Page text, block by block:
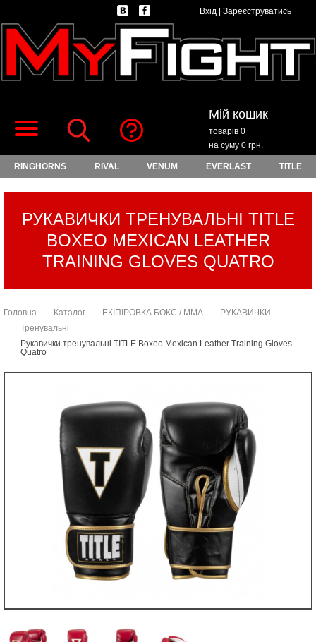
Вхід Зареєструватись
Мій кошик
товарів 0
на суму 0 грн.
RINGHORNS RIVAL VENUM EVERLAST TITLE
РУКАВИЧКИ ТРЕНУВАЛЬНІ TITLE
BOXEO MEXICAN LEATHER
TRAINING GLOVES QUATRO
Головна Каталог ЕКІПІРОВКА БОКС / ММА
РУКАВИЧКИ
Тренувальні
Рукавички тренувальні TITLE Boxeo Mexican Leather Training Gloves
Quatro